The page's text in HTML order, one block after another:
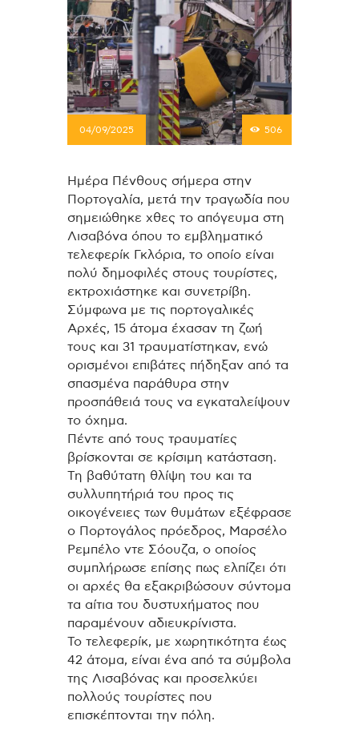
04/09/2025 506
Ημέρα Πένθους σήμερα στην
Πορτογαλία, μετά την τραγωδία που
σημειώθηκε χθες το απόγευμα στη
Λισαβόνα όπου το εμβληματικό
τελεφερίκ Γκλόρια, το οποίο είναι
πολύ δημοφιλές στους τουρίστες,
εκτροχιάστηκε και συνετρίβη.
Σύμφωνα με τις πορτογαλικές
Αρχές, 15 άτομα έχασαν τη ζωή
τους και 31 τραυματίστηκαν, ενώ
ορισμένοι επιβάτες πήδηξαν από τα
σπασμένα παράθυρα στην
προσπάθειά τους να εγκαταλείψουν
το όχημα.
Πέντε από τους τραυματίες
βρίσκονται σε κρίσιμη κατάσταση.
Τη βαθύτατη θλίψη του και τα
συλλυπητήριά του προς τις
οικογένειες των θυμάτων εξέφρασε
ο Πορτογάλος πρόεδρος, Μαρσέλο
Ρεμπέλο ντε Σόουζα, ο οποίος
συμπλήρωσε επίσης πως ελπίζει ότι
οι αρχές θα εξακριβώσουν σύντομα
τα αίτια του δυστυχήματος που
παραμένουν αδιευκρίνιστα.
Το τελεφερίκ, με χωρητικότητα έως
42 άτομα, είναι ένα από τα σύμβολα
της Λισαβόνας και προσελκύει
πολλούς τουρίστες που
επισκέπτονται την πόλη.